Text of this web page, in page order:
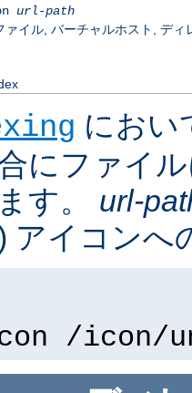
url-path
ァイル, バーチャルホスト, ディ
におい
にファイ
す。 url-
アイコンへ
/icon/